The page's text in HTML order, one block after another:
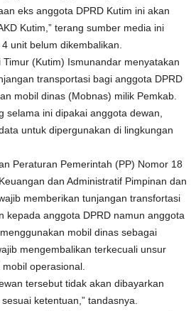
eks anggota DPRD Kutim ini akan
Kutim,” terang sumber media ini
unit belum dikembalikan.
(Kutim) Ismunandar menyatakan
transportasi bagi anggota DPRD
mobil dinas (Mobnas) milik Pemkab.
selama ini dipakai anggota dewan,
untuk dipergunakan di lingkungan
Peraturan Pemerintah (PP) Nomor 18
dan Administratif Pimpinan dan
memberikan tunjangan transfortasi
kepada anggota DPRD namun anggota
mobil dinas sebagai
mengembalikan terkecuali unsur
operasional.
tersebut tidak akan dibayarkan
ketentuan,” tandasnya.